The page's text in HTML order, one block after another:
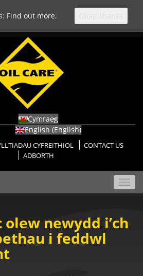
Cymraeg
English (English)
CYFREITHIOL
CONTACT US
ADBORTH
olew newydd i’ch
i feddwl
Find out more.